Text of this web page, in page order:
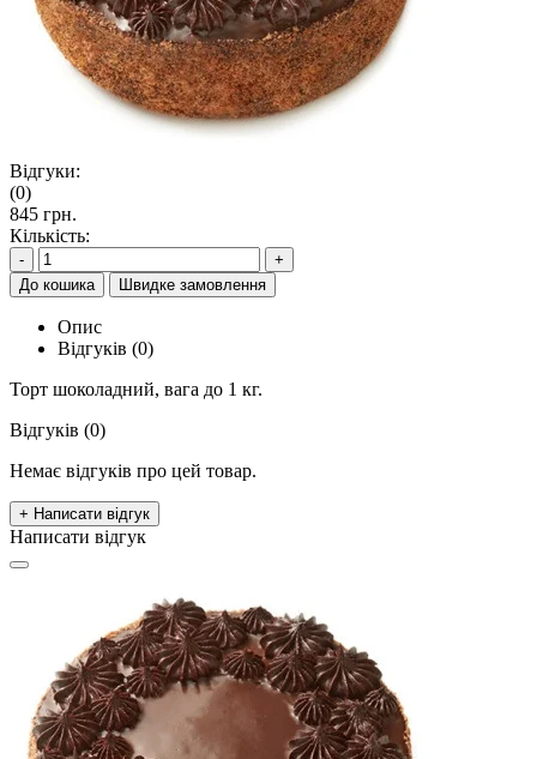
Відгуки:
(0)
845 грн.
Кількість:
-
+
До кошика
Швидке замовлення
Опис
Відгуків (0)
Торт шоколадний, вага до 1 кг.
Відгуків (0)
Немає відгуків про цей товар.
+ Написати відгук
Написати відгук